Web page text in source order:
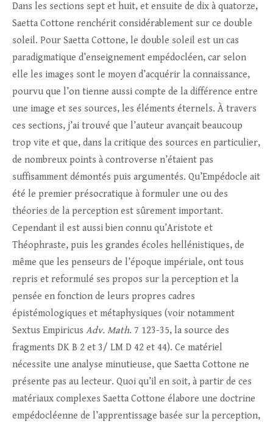
Dans les sections sept et huit, et ensuite de dix à quatorze,
Saetta Cottone renchérit considérablement sur ce double
soleil. Pour Saetta Cottone, le double soleil est un cas
paradigmatique d’enseignement empédocléen, car selon
elle les images sont le moyen d’acquérir la connaissance,
pourvu que l’on tienne aussi compte de la différence entre
une image et ses sources, les éléments éternels. À travers
ces sections, j’ai trouvé que l’auteur avançait beaucoup
trop vite et que, dans la critique des sources en particulier,
de nombreux points à controverse n’étaient pas
suffisamment démontés puis argumentés. Qu’Empédocle ait
été le premier présocratique à formuler une ou des
théories de la perception est sûrement important.
Cependant il est aussi bien connu qu’Aristote et
Théophraste, puis les grandes écoles hellénistiques, de
même que les penseurs de l’époque impériale, ont tous
repris et reformulé ses propos sur la perception et la
pensée en fonction de leurs propres cadres
épistémologiques et métaphysiques (voir notamment
Sextus Empiricus Adv. Math. 7 123-35, la source des
fragments DK B 2 et 3/ LM D 42 et 44). Ce matériel
nécessite une analyse minutieuse, que Saetta Cottone ne
présente pas au lecteur. Quoi qu’il en soit, à partir de ces
matériaux complexes Saetta Cottone élabore une doctrine
empédocléenne de l’apprentissage basée sur la perception,